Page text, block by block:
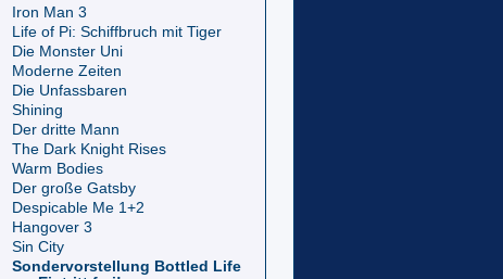
Iron Man 3
Life of Pi: Schiffbruch mit Tiger
Die Monster Uni
Moderne Zeiten
Die Unfassbaren
Shining
Der dritte Mann
The Dark Knight Rises
Warm Bodies
Der große Gatsby
Despicable Me 1+2
Hangover 3
Sin City
Sondervorstellung Bottled Life